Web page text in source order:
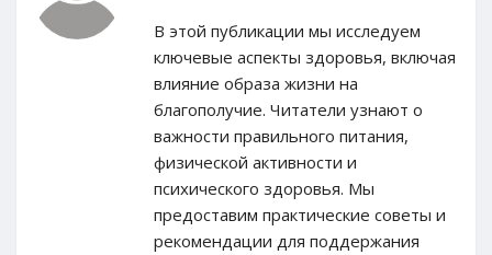
В этой публикации мы исследуем
ключевые аспекты здоровья, включая
влияние образа жизни на
благополучие. Читатели узнают о
важности правильного питания,
физической активности и
психического здоровья. Мы
предоставим практические советы и
рекомендации для поддержания